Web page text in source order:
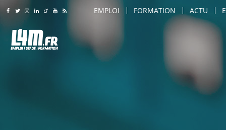
EMPLOI
LILLE
AMIENS
AGENT DE SÉCURITÉ INCENDIE
AGENT DE TRANSPORT SÉCURISÉ
FORMATION
ARTS & SAVOIR-FAIRE
CARROSSIER / PEINTRE
ACTU